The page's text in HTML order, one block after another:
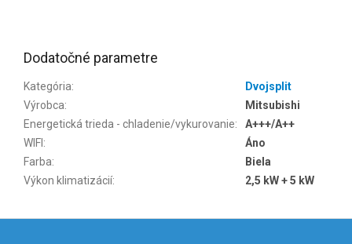
Dodatočné parametre
Kategória:
Dvojsplit
Výrobca:
Mitsubishi
Energetická trieda - chladenie/vykurovanie:
A+++/A++
WIFI :
Áno
Farba:
Biela
Výkon klimatizácií: 2,5 kW + 5 kW